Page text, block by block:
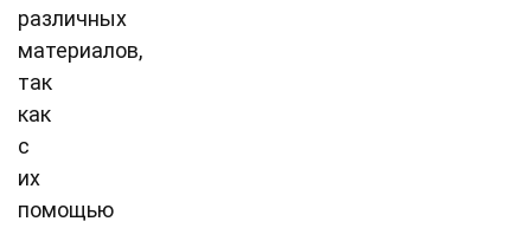
различных
материалов,
так
как
с
их
помощью